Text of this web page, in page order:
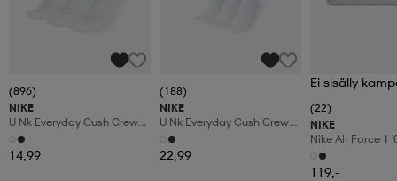
(896)
NIKE
U Nk Everyday Cush Crew
3pr
14,99
(188)
NIKE
U Nk Everyday Cush Crew
6pr-Bd
22,99
Ei sisälly
(22)
NIKE
Nike Air Force 1
Shoes
119,-